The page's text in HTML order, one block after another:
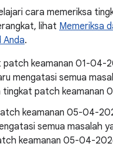
cara memeriksa
lihat Memeriksa
Anda.
patch keamanan 01-04-
mengatasi semua
tingkat patch keamanan
keamanan 05-04-
semua masalah
keamanan 05-04-